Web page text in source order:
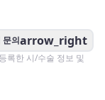
문의arrow_right
록한 시/수술 정보 및